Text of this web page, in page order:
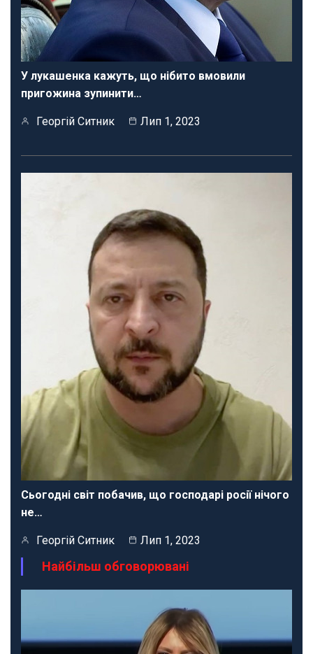
У лукашенка кажуть, що нібито вмовили
пригожина зупинити…
Георгій Ситник Лип 1, 2023
Сьогодні світ побачив, що господарі росії нічого
не…
Георгій Ситник Лип 1, 2023
Найбільш обговорювані